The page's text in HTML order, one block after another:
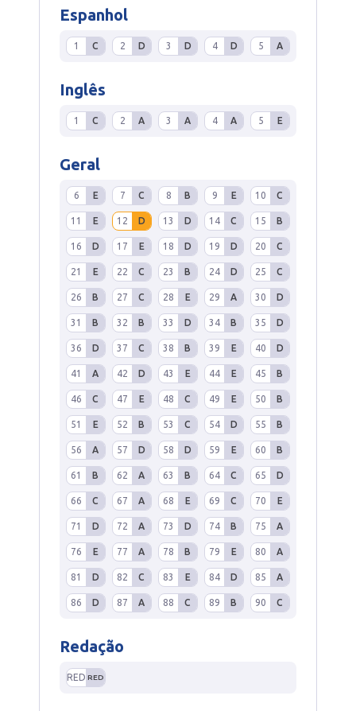
Espanhol
1 C 2 D 3 D 4 D 5 A
Inglês
1 C 2 A 3 A 4 A 5 E
Geral
6 E 7 C 8 B 9 E 10 C
11 E 12 D 13 D 14 C 15 B
16 D 17 E 18 D 19 D 20 C
21 E 22 C 23 B 24 D 25 C
26 B 27 C 28 E 29 A 30 D
31 B 32 B 33 D 34 B 35 D
36 D 37 C 38 B 39 E 40 D
41 A 42 D 43 E 44 E 45 B
46 C 47 E 48 C 49 E 50 B
51 E 52 B 53 C 54 D 55 B
56 A 57 D 58 D 59 E 60 B
61 B 62 A 63 B 64 C 65 D
66 C 67 A 68 E 69 C 70 E
71 D 72 A 73 D 74 B 75 A
76 E 77 A 78 B 79 E 80 A
81 D 82 C 83 E 84 D 85 A
86 D 87 A 88 C 89 B 90 C
Redação
RED RED